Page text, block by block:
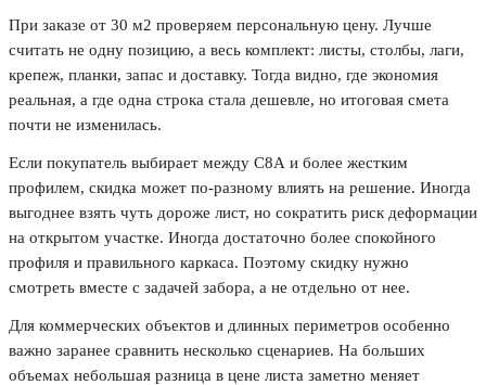
При заказе от 30 м2 проверяем персональную цену. Лучше
считать не одну позицию, а весь комплект: листы, столбы, лаги,
крепеж, планки, запас и доставку. Тогда видно, где экономия
реальная, а где одна строка стала дешевле, но итоговая смета
почти не изменилась.
Если покупатель выбирает между С8А и более жестким
профилем, скидка может по-разному влиять на решение. Иногда
выгоднее взять чуть дороже лист, но сократить риск деформации
на открытом участке. Иногда достаточно более спокойного
профиля и правильного каркаса. Поэтому скидку нужно
смотреть вместе с задачей забора, а не отдельно от нее.
Для коммерческих объектов и длинных периметров особенно
важно заранее сравнить несколько сценариев. На больших
объемах небольшая разница в цене листа заметно меняет